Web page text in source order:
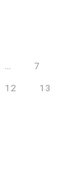
…
7
12 13